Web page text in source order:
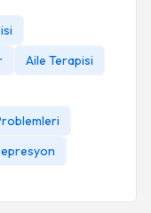
Aile Terapisi